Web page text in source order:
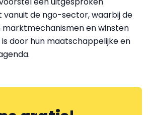
vanuit de ngo-sector, waarbij de
en winsten
door hun maatschappelijke en